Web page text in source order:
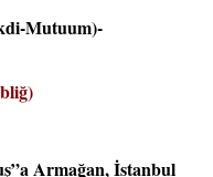
Mutuum)-
Armağan, İstanbul